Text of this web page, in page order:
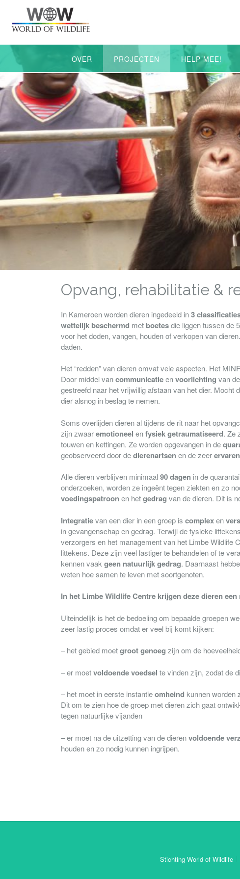
OVER PROJECTEN HELP MEE!
Opvang, rehabilitatie &
In Kameroen worden dieren ingedeeld in3
wettelijk beschermd met boetesdie liggen tussen de
voor het doden, vangen, houden of verkopen van
daden.
Het “redden” van dieren omvat vele aspecten. Het
Door middel vancommunicatieenvoorlichting van
gestreefd naar het vrijwillig afstaan van het dier. Mocht
dier alsnog in beslag te nemen.
Soms overlijden dieren al tijdens de rit naar het
zijn zwaaremotioneel enfysiekgetraumatiseerd. Ze
touwen en kettingen. Ze worden opgevangen in de
geobserveerd door dedierenartsenen de zeer
Alle dieren verblijven minimaal90 dagen in de
onderzoeken, worden ze ingeënt tegen ziekten en zo
voedingspatroonen hetgedrag van de dieren. Dit is
Integratievan een dier in een groep is complexen
in gevangenschap en gedrag. Terwijl de fysieke
verzorgers en het management van het Limbe Wildlife
littekens. Deze zijn veel lastiger te behandelen of te
kennen vaak geen natuurlijk gedrag. Daarnaast
weten hoe samen te leven met soortgenoten.
In het Limbe Wildlife Centre krijgen deze dieren
Uiteindelijk is het de bedoeling om bepaalde groepen
zeer lastig proces omdat er veel bij komt kijken:
– het gebied moetgroot genoeg zijn om de
– er moetvoldoende voedsel te vinden zijn, zodat de
– het moet in eerste instantieomheind kunnen worden
Dit om te zien hoe de groep met dieren zich gaat
tegen natuurlijke vijanden
– er moet na de uitzetting van de dierenvoldoende
houden en zo nodig kunnen ingrijpen.
Stichting World of Wildlife